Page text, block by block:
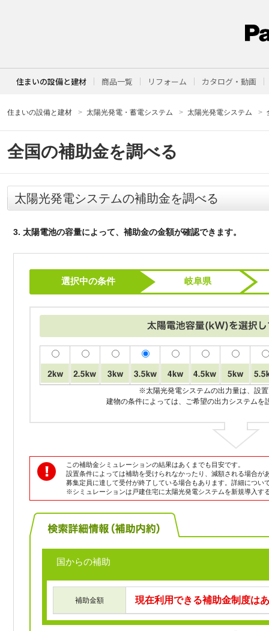
住まいの設備と建材 商品一覧 リフォーム カタログ・動画
住まいの設備と建材 太陽光発電・蓄電システム 太陽光発電システム
全国の補助金を調べる
太陽光発電システムの補助金を調べる
3. 太陽電池の容量によって、補助金の金額が確認できます。
選択中の条件 岐阜県
※太陽光発電システムの出力量は、設
建物の条件によっては、ご希望の出力システムを
この補助金シミュレーションの結果はあくまでも目安です。
設置条件によっては補助を受けられなかったり、減額される場合が
募集定員に達して受付が終了している場合もあります。詳細につい
※シミュレーションは戸建住宅に太陽光発電システムを新規導入す
国からの補助
補助金額 現在利用できる補助金制度は